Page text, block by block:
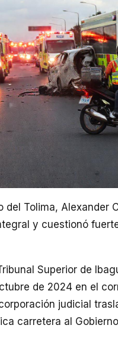
del Tolima, Alexander
y cuestionó
Superior de
de 2024 en el
judicial
carretera al